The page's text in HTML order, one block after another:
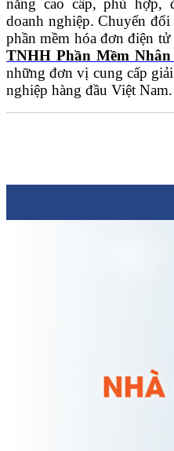
năng cao cấp, phù
doanh nghiệp. Chuyển
phần mềm hóa đơn điện
TNHH Phần Mềm
những đơn vị cung cấp
nghiệp hàng đầu Việt Nam.